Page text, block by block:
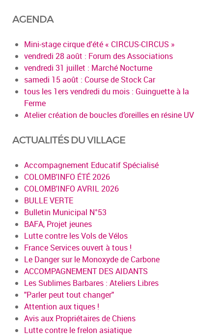
AGENDA
Mini-stage cirque d'été « CIRCUS-CIRCUS »
vendredi 28 août : Forum des Associations
vendredi 31 juillet : Marché Nocturne
samedi 15 août : Course de Stock Car
tous les 1ers vendredi du mois : Guinguette à la
Ferme
Atelier création de boucles d’oreilles en résine UV
ACTUALITÉS DU VILLAGE
Accompagnement Educatif Spécialisé
COLOMB'INFO ÉTÉ 2026
COLOMB'INFO AVRIL 2026
BULLE VERTE
Bulletin Municipal N°53
BAFA, Projet jeunes
Lutte contre les Vols de Vélos
France Services ouvert à tous !
Le Danger sur le Monoxyde de Carbone
ACCOMPAGNEMENT DES AIDANTS
Les Sublimes Barbares : Ateliers Libres
"Parler peut tout changer"
Attention aux tiques !
Avis aux Propriétaires de Chiens
Lutte contre le frelon asiatique